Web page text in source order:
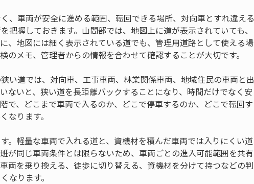
、車両が安全に進める範囲、転回できる場所、対向車とすれ違える
把握しておきます。山間部では、地図上に道が表示されていても、
、地図には細く表示されている道でも、管理用道路として使える場
のメモ、管理者からの情報を合わせて確認することが大切です。
い道では、対向車、工事車両、林業関係車両、地域住民の車両と出
ないと、狭い道を長距離バックすることになり、時間だけでなく安
で、どこまで車両で入るのか、どこで停車するのか、どこで転回す
なります。
。軽量な車両で入れる道と、資機材を積んだ車両では入りにくい道
が同じ車両条件とは限らないため、車両ごとの進入可能範囲を共有
両を乗り換える、徒歩に切り替える、資機材を分けて持つなどの判
なります。